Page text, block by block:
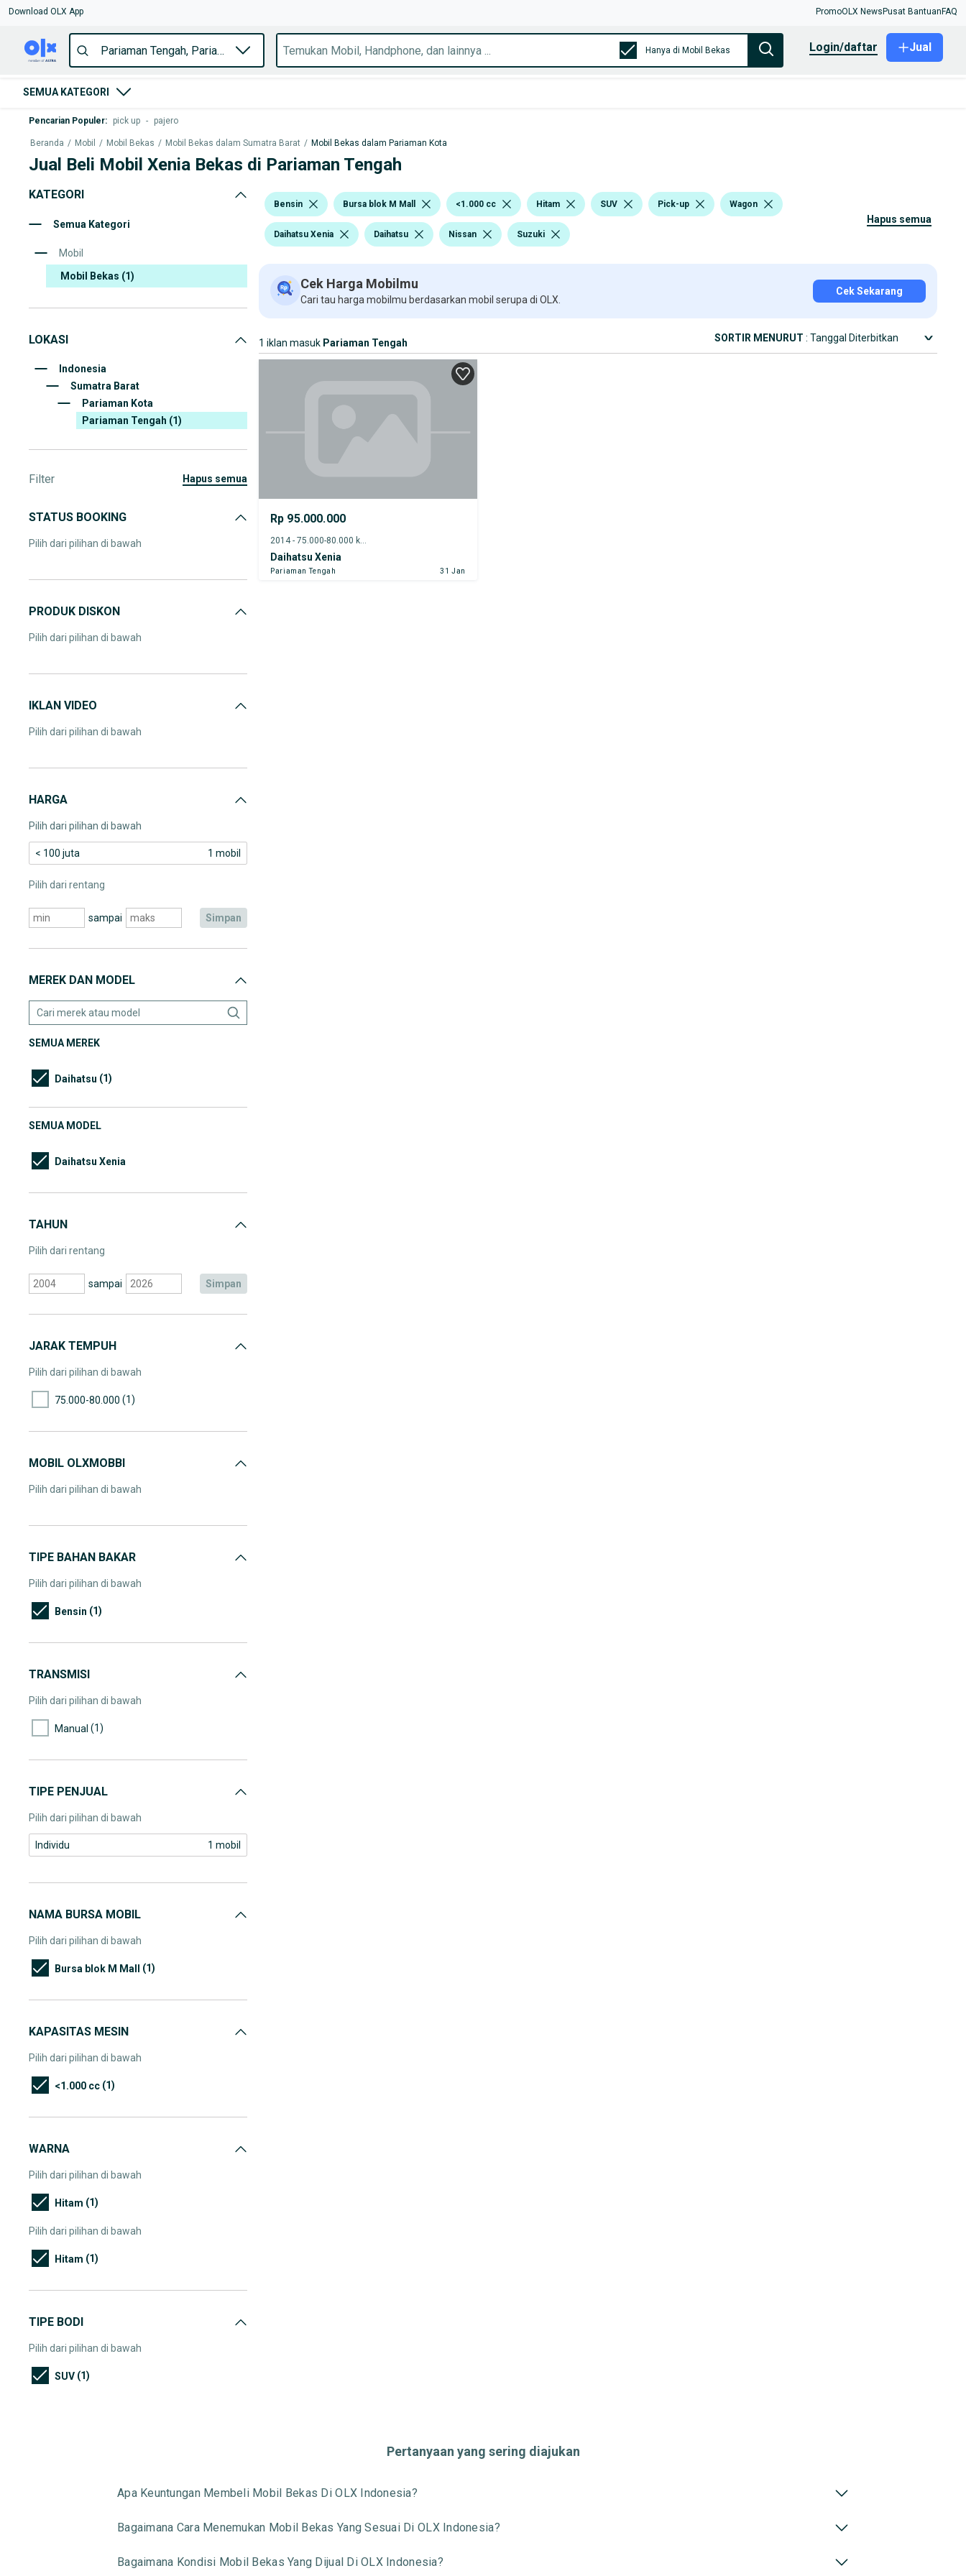
Download OLX App PromoOLX News Pusat Bantuan FAQ
Hanya di Mobil Bekas login/daftar Jual
SEMUA KATEGORI
Pencarian Populer: pick up - pajero
Beranda / Mobil / Mobil Bekas / Mobil Bekas dalam Sumatra Barat / Mobil Bekas dalam Pariaman Kota
Jual Beli Mobil Xenia Bekas di Pariaman Tengah
KATEGORI
Semua Kategori
Mobil
Mobil Bekas (1)
LOKASI
Indonesia
Sumatra Barat
Pariaman Kota
Pariaman Tengah (1)
Filter hapus semua
STATUS BOOKING
Pilih dari pilihan di bawah
PRODUK DISKON
Pilih dari pilihan di bawah
IKLAN VIDEO
Pilih dari pilihan di bawah
HARGA
Pilih dari pilihan di bawah
< 100 juta 1 mobil
Pilih dari rentang
sampai simpan
MEREK DAN MODEL
SEMUA MEREK
Daihatsu (1)
SEMUA MODEL
Daihatsu Xenia
TAHUN
Pilih dari rentang
sampai simpan
JARAK TEMPUH
Pilih dari pilihan di bawah
75.000-80.000 (1)
MOBIL OLXMOBBI
Pilih dari pilihan di bawah
TIPE BAHAN BAKAR
Pilih dari pilihan di bawah
Bensin (1)
TRANSMISI
Pilih dari pilihan di bawah
Manual (1)
TIPE PENJUAL
Pilih dari pilihan di bawah
Individu 1 mobil
NAMA BURSA MOBIL
Pilih dari pilihan di bawah
Bursa blok M Mall (1)
KAPASITAS MESIN
Pilih dari pilihan di bawah
<1.000 cc (1)
WARNA
Pilih dari pilihan di bawah
Hitam (1)
Pilih dari pilihan di bawah
Hitam (1)
TIPE BODI
Pilih dari pilihan di bawah
SUV (1)
Bensin Bursa blok M Mall <1.000 cc Hitam SUV Pick-up Wagon
Daihatsu Xenia Daihatsu Nissan Suzuki
hapus semua
Cek Harga Mobilmu
Cari tau harga mobilmu berdasarkan mobil serupa di OLX.
Cek Sekarang
1 iklan masuk Pariaman Tengah SORTIR MENURUT : Tanggal Diterbitkan
Rp 95.000.000
Daihatsu Xenia
Pariaman Tengah 31 Jan
Pertanyaan yang sering diajukan
Apa Keuntungan Membeli Mobil Bekas Di OLX Indonesia?
Bagaimana Cara Menemukan Mobil Bekas Yang Sesuai Di OLX Indonesia?
Bagaimana Kondisi Mobil Bekas Yang Dijual Di OLX Indonesia?